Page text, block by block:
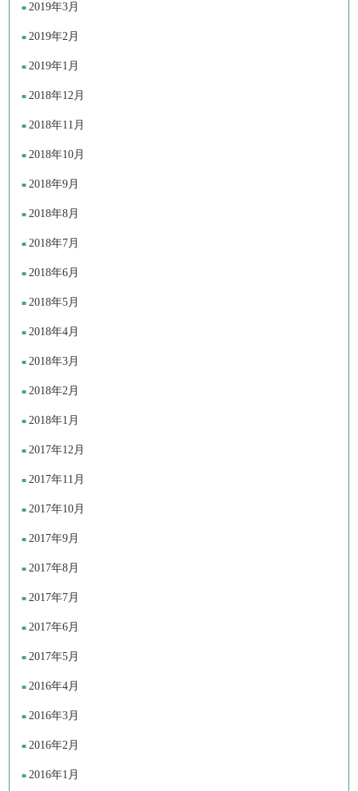
2019年3月
2019年2月
2019年1月
2018年12月
2018年11月
2018年10月
2018年9月
2018年8月
2018年7月
2018年6月
2018年5月
2018年4月
2018年3月
2018年2月
2018年1月
2017年12月
2017年11月
2017年10月
2017年9月
2017年8月
2017年7月
2017年6月
2017年5月
2016年4月
2016年3月
2016年2月
2016年1月